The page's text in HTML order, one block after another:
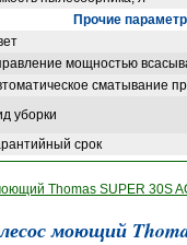
Прочие
мощностью
сматывание
уборки
срок
Thomas SUPER 30S
моющий